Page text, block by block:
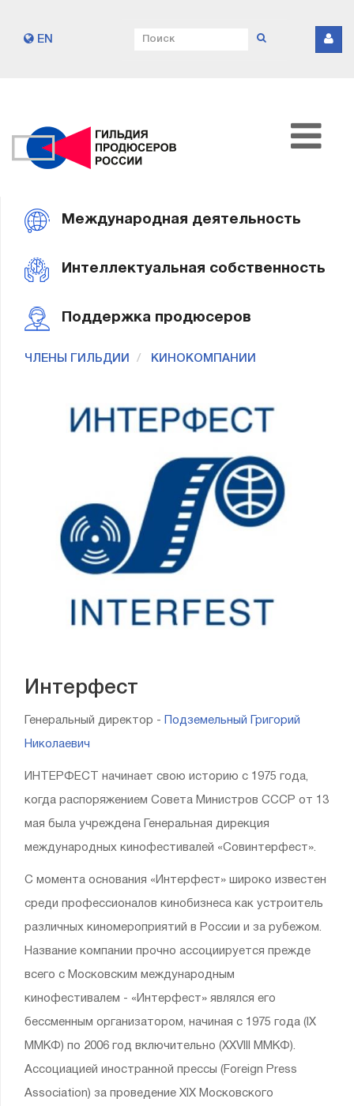
EN
Международная деятельность
Интеллектуальная собственность
Поддержка продюсеров
ЧЛЕНЫ ГИЛЬДИИ КИНОКОМПАНИИ
Интерфест
Генеральный директор - Подземельный Григорий
Николаевич
ИНТЕРФЕСТ начинает свою историю с 1975 года,
когда распоряжением Совета Министров СССР от 13
мая была учреждена Генеральная дирекция
международных кинофестивалей «Совинтерфест».
С момента основания «Интерфест» широко известен
среди профессионалов кинобизнеса как устроитель
различных киномероприятий в России и за рубежом.
Название компании прочно ассоциируется прежде
всего с Московским международным
кинофестивалем - «Интерфест» являлся его
бессменным организатором, начиная с 1975 года (IX
ММКФ) по 2006 год включительно (XXVIII ММКФ).
Ассоциацией иностранной прессы (Foreign Press
Association) за проведение XIX Московского